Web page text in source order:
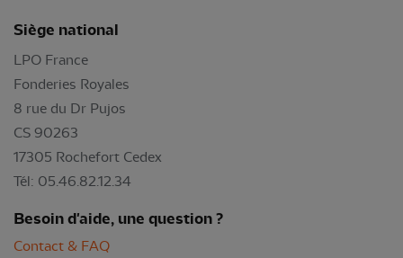
Siège national
LPO France
Fonderies Royales
8 rue du Dr Pujos
CS 90263
17305 Rochefort Cedex
Tél: 05.46.82.12.34
Besoin d'aide, une question ?
Contact & FAQ